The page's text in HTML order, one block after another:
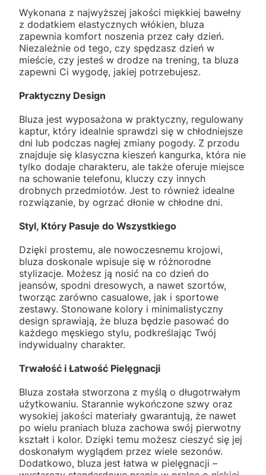
Wykonana z najwyższej jakości miękkiej bawełny
z dodatkiem elastycznych włókien, bluza
zapewnia komfort noszenia przez cały dzień.
Niezależnie od tego, czy spędzasz dzień w
mieście, czy jesteś w drodze na trening, ta bluza
zapewni Ci wygodę, jakiej potrzebujesz.
Praktyczny Design
Bluza jest wyposażona w praktyczny, regulowany
kaptur, który idealnie sprawdzi się w chłodniejsze
dni lub podczas nagłej zmiany pogody. Z przodu
znajduje się klasyczna kieszeń kangurka, która nie
tylko dodaje charakteru, ale także oferuje miejsce
na schowanie telefonu, kluczy czy innych
drobnych przedmiotów. Jest to również idealne
rozwiązanie, by ogrzać dłonie w chłodne dni.
Styl, Który Pasuje do Wszystkiego
Dzięki prostemu, ale nowoczesnemu krojowi,
bluza doskonale wpisuje się w różnorodne
stylizacje. Możesz ją nosić na co dzień do
jeansów, spodni dresowych, a nawet szortów,
tworząc zarówno casualowe, jak i sportowe
zestawy. Stonowane kolory i minimalistyczny
design sprawiają, że bluza będzie pasować do
każdego męskiego stylu, podkreślając Twój
indywidualny charakter.
Trwałość i Łatwość Pielęgnacji
Bluza została stworzona z myślą o długotrwałym
użytkowaniu. Starannie wykończone szwy oraz
wysokiej jakości materiały gwarantują, że nawet
po wielu praniach bluza zachowa swój pierwotny
kształt i kolor. Dzięki temu możesz cieszyć się jej
doskonałym wyglądem przez wiele sezonów.
Dodatkowo, bluza jest łatwa w pielęgnacji –